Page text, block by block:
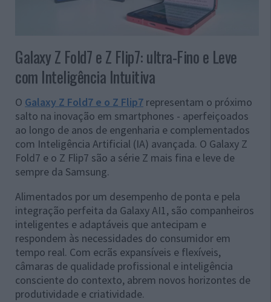
Galaxy Z Fold7 e Z Flip7: ultra-Fino e Leve
com Inteligência Intuitiva
O Galaxy Z Fold7 e o Z Flip7 representam o próximo
salto na inovação em smartphones - aperfeiçoados
ao longo de anos de engenharia e complementados
com Inteligência Artificial (IA) avançada. O Galaxy Z
Fold7 e o Z Flip7 são a série Z mais fina e leve de
sempre da Samsung.
Alimentados por um desempenho de ponta e pela
integração perfeita da Galaxy AI1, são companheiros
inteligentes e adaptáveis que antecipam e
respondem às necessidades do consumidor em
tempo real. Com ecrãs expansíveis e flexíveis,
câmaras de qualidade profissional e inteligência
consciente do contexto, abrem novos horizontes de
produtividade e criatividade.